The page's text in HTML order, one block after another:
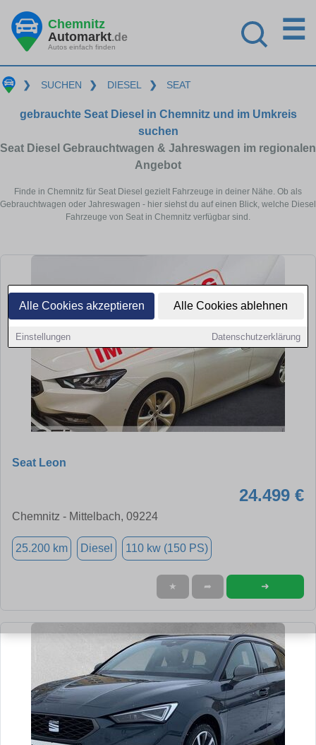
Alle Cookies akzeptieren Alle Cookies ablehnen
Einstellungen Datenschutzerklärung
Chemnitz
Automarkt.de
Autos einfach finden
☰
❯ SUCHEN ❯ DIESEL ❯ SEAT
gebrauchte Seat Diesel in Chemnitz und im Umkreis
suchen
Seat Diesel Gebrauchtwagen & Jahreswagen im regionalen
Angebot
Finde in Chemnitz für Seat Diesel gezielt Fahrzeuge in deiner Nähe. Ob als
Gebrauchtwagen oder Jahreswagen - hier siehst du auf einen Blick, welche Diesel
Fahrzeuge von Seat in Chemnitz verfügbar sind.
Seat Leon
24.499 €
Chemnitz - Mittelbach, 09224
25.200 km Diesel 110 kw (150 PS)
★ ➦ ➜